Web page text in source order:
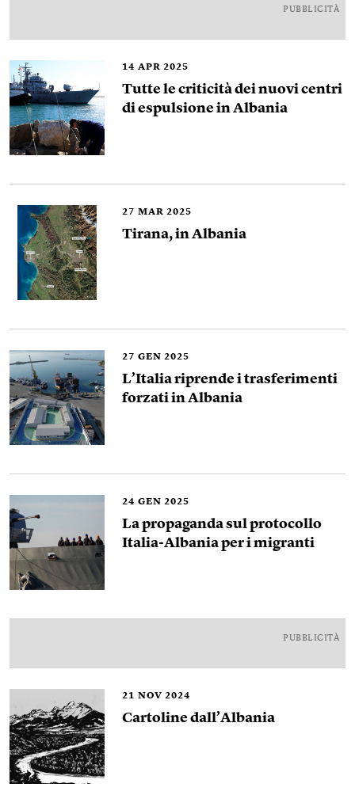
PUBBLICITÀ
14 APR 2025
Tutte le criticità dei nuovi centri
di espulsione in Albania
27 MAR 2025
Tirana, in Albania
27 GEN 2025
L’Italia riprende i trasferimenti
forzati in Albania
24 GEN 2025
La propaganda sul protocollo
Italia-Albania per i migranti
PUBBLICITÀ
21 NOV 2024
Cartoline dall’Albania